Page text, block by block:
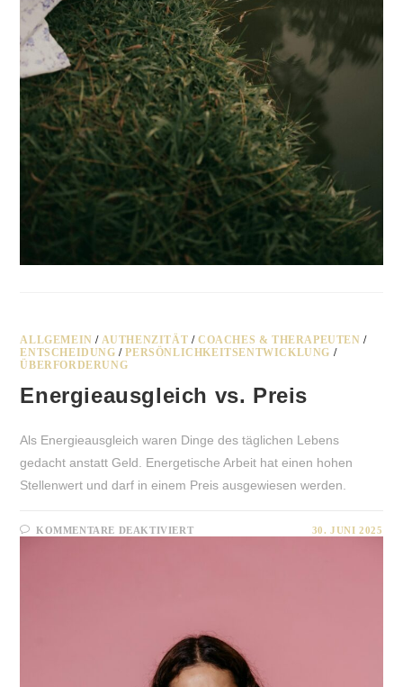
ALLGEMEIN / AUTHENZITÄT /COACHES & THERAPEUTEN /
ENTSCHEIDUNG /PERSÖNLICHKEITSENTWICKLUNG /
ÜBERFORDERUNG
Energieausgleich vs. Preis
Als Energieausgleich waren Dinge des täglichen Lebens
gedacht anstatt Geld. Energetische Arbeit hat einen hohen
Stellenwert und darf in einem Preis ausgewiesen werden.
KOMMENTARE DEAKTIVIERTFÜR
30. JUNI 2025